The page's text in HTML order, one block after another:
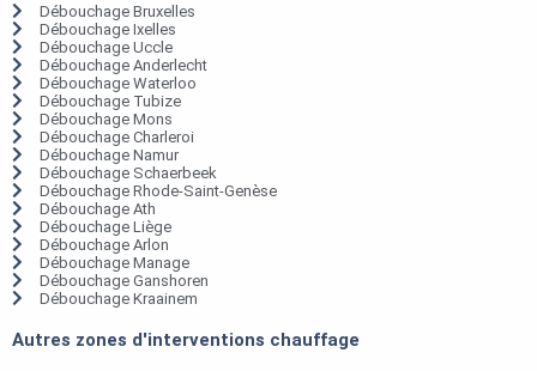
Débouchage Bruxelles
Débouchage Ixelles
Débouchage Uccle
Débouchage Anderlecht
Débouchage Waterloo
Débouchage Tubize
Débouchage Mons
Débouchage Charleroi
Débouchage Namur
Débouchage Schaerbeek
Débouchage Rhode-Saint-Genèse
Débouchage Ath
Débouchage Liège
Débouchage Arlon
Débouchage Manage
Débouchage Ganshoren
Débouchage Kraainem
Autres zones d'interventions chauffage